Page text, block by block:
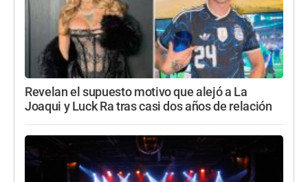
Revelan el supuesto motivo que alejó a La
Joaqui y Luck Ra tras casi dos años de relación